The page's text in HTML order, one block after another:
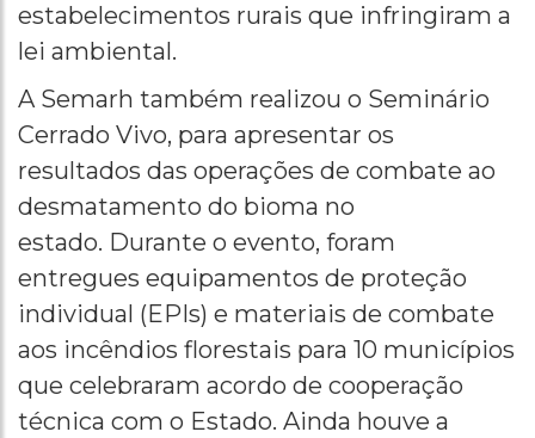
estabelecimentos rurais que infringiram a
lei ambiental.
A Semarh também realizou o Seminário
Cerrado Vivo, para apresentar os
resultados das operações de combate ao
desmatamento do bioma no
estado. Durante o evento, foram
entregues equipamentos de proteção
individual (EPIs) e materiais de combate
aos incêndios florestais para 10 municípios
que celebraram acordo de cooperação
técnica com o Estado. Ainda houve a